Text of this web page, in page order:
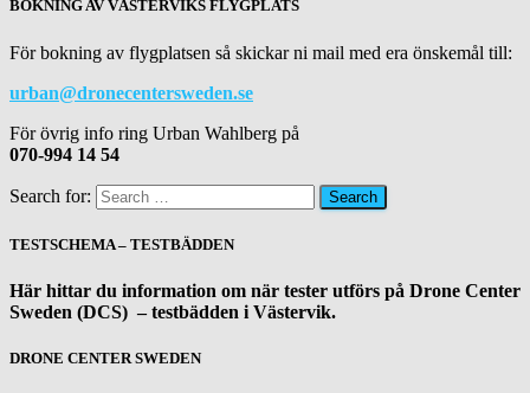
BOKNING AV VÄSTERVIKS FLYGPLATS
För bokning av flygplatsen så skickar ni mail med era önskemål till:
urban@dronecentersweden.se
För övrig info ring Urban Wahlberg på
070-994 14 54
Search for:
TESTSCHEMA – TESTBÄDDEN
Här hittar du information om när tester utförs på Drone Center
Sweden (DCS) – testbädden i Västervik.
DRONE CENTER SWEDEN